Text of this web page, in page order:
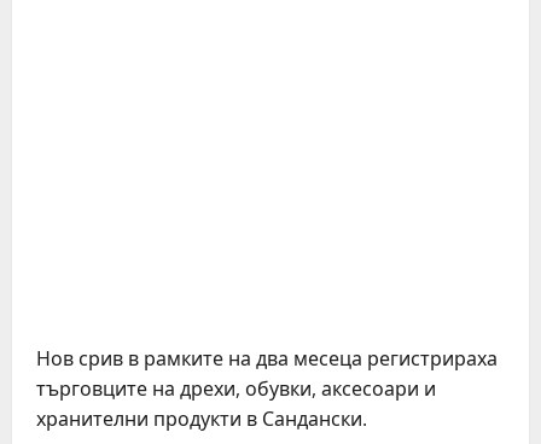
Нов срив в рамките на два месеца регистрираха
търговците на дрехи, обувки, аксесоари и
хранителни продукти в Сандански.